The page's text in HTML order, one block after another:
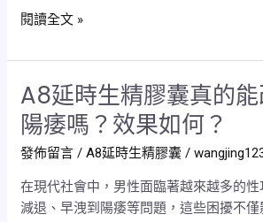
的
能
男
性
提
升
性
愛
閱讀全文 »
A8延時生精膠囊真的
陽痿嗎？效果如何？
發佈留言 /A8延時生精膠囊 /
在現代社會中，男性面臨著越來越多的
減退、早洩到陽痿等問題，這些困擾不僅
A8
延
時
生
膠
囊